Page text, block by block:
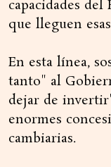
capacidades del
que lleguen
En esta línea,
tanto" al
dejar de
enormes
cambiarias.